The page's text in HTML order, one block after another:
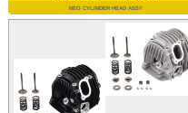
NEO CYLINDER HEAD ASSY